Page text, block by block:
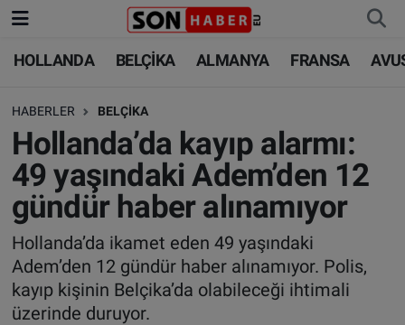
HOLLANDA BELÇİKA ALMANYA FRANSA
HABERLER BELÇİKA
Hollanda’da kayıp alarmı:
49 yaşındaki Adem’den 12
gündür haber alınamıyor
Hollanda’da ikamet eden 49 yaşındaki
Adem’den 12 gündür haber alınamıyor. Polis,
kayıp kişinin Belçika’da olabileceği ihtimali
üzerinde duruyor.
HOLLANDA
BELÇİKA
ALMANYA
FRANSA
AVUSTURYA
SAĞLIK - YAŞAM
HOLLANDA
BELÇİKA
ALMANYA
TÜRKİYE
DÜNYA
BİLİM-TEKNOLOJİ
Nöbetçi Eczaneler
Hava Durumu
Trafik Durumu
Süper Lig Puan Durumu ve Fikstür
Tüm Manşetler
Son Dakika Haberleri